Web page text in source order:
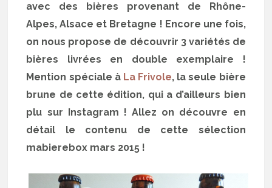
avec des bières provenant de Rhône-
Alpes, Alsace et Bretagne ! Encore une fois,
on nous propose de découvrir 3 variétés de
bières livrées en double exemplaire !
Mention spéciale à La Frivole, la seule bière
brune de cette édition, qui a d’ailleurs bien
plu sur Instagram ! Allez on découvre en
détail le contenu de cette sélection
mabierebox mars 2015 !